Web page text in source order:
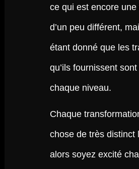
ce qui est encore
d’un peu différent,
étant donné que les
qu’ils fournissent
chaque niveau.
Chaque
chose de très distinct
alors soyez excité